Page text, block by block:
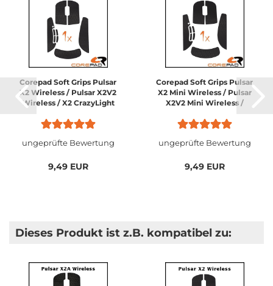
Corepad Soft Grips Pulsar
X2 Wireless / Pulsar X2V2
Wireless / X2 CrazyLight
ungeprüfte Bewertung
9,49 EUR
Corepad Soft Grips Pulsar
X2 Mini Wireless / Pulsar
X2V2 Mini Wireless /
ungeprüfte Bewertung
9,49 EUR
Dieses Produkt ist z.B. kompatibel zu: